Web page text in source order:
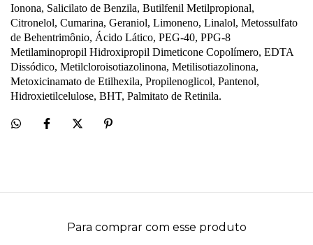
Ionona, Salicilato de Benzila, Butilfenil Metilpropional,
Citronelol, Cumarina, Geraniol, Limoneno, Linalol, Metossulfato
de Behentrimônio, Ácido Lático, PEG-40, PPG-8
Metilaminopropil Hidroxipropil Dimeticone Copolímero, EDTA
Dissódico, Metilcloroisotiazolinona, Metilisotiazolinona,
Metoxicinamato de Etilhexila, Propilenoglicol, Pantenol,
Hidroxietilcelulose, BHT, Palmitato de Retinila.
Para comprar com esse produto